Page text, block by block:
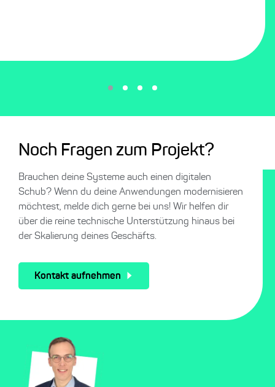
Noch Fragen zum Projekt?
Brauchen deine Systeme auch einen digitalen
Schub? Wenn du deine Anwendungen modernisieren
möchtest, melde dich gerne bei uns! Wir helfen dir
über die reine technische Unterstützung hinaus bei
der Skalierung deines Geschäfts.
Kontakt aufnehmen